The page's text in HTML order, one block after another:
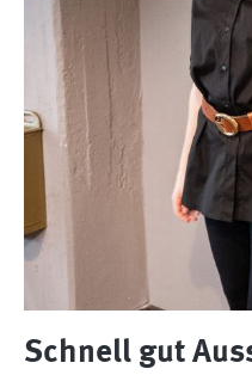
Schnell gut